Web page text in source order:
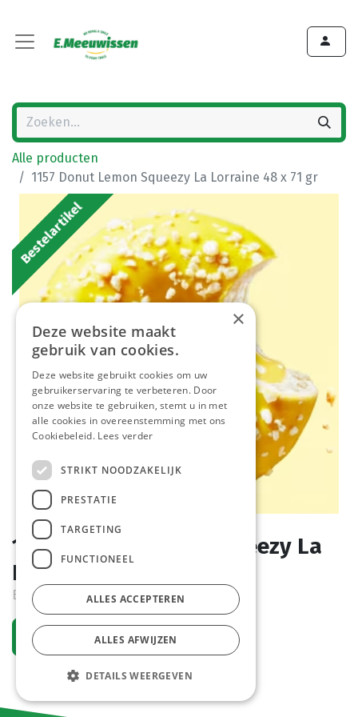
Alle producten
1157 Donut Lemon Squeezy La Lorraine 48 x 71 gr
Bestelartikel
1157 Donut Lemon Squeezy La
Lorraine 48 x 71 gr
Bestelartikel
Vraag een account aan
×
Deze website maakt
gebruik van cookies.
Deze website gebruikt cookies om uw
gebruikerservaring te verbeteren. Door
onze website te gebruiken, stemt u in met
alle cookies in overeenstemming met ons
Cookiebeleid. Lees verder
STRIKT NOODZAKELIJK
PRESTATIE
TARGETING
FUNCTIONEEL
ALLES ACCEPTEREN
ALLES AFWIJZEN
DETAILS WEERGEVEN